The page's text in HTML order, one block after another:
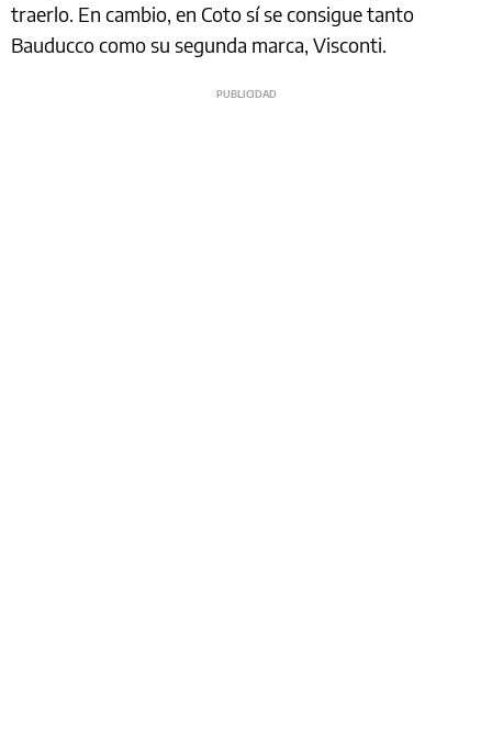
traerlo. En cambio, en Coto sí se consigue tanto
Bauducco como su segunda marca, Visconti.